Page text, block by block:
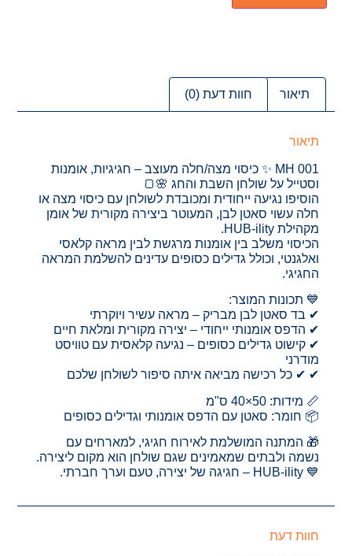
תיאור חוות דעת (0)
תיאור
MH 001 ✨ כיסוי מצה/חלה מעוצב – חגיגיות, אומנות
וסטייל על שולחן השבת והחג 🌸🍞
הוסיפו נגיעה ייחודית ומכובדת לשולחן עם כיסוי מצה או
חלה עשוי סאטן לבן, המעוטר ביצירה מקורית של אומן
מקהילת HUB-ility.
הכיסוי משלב בין אומנות מרגשת לבין מראה קלאסי
ואלגנטי, וכולל גדילים כסופים עדינים להשלמת המראה
החגיגי.
💙 תכונות המוצר:
✔ בד סאטן לבן מבריק – מראה עשיר ויוקרתי
✔ הדפס אומנותי ייחודי – יצירה מקורית ומלאת חיים
✔ קישוט גדילים כסופים – נגיעה קלאסית עם טוויסט
מודרני
✔ ✔ כל רכישה מביאה איתה סיפור לשולחן שלכם
📏 מידות: 50×40 ס"מ
📦 חומר: סאטן עם הדפס אומנותי וגדילים כסופים
🎁 המתנה המושלמת לאירוח חגיגי, למארחים עם
נשמה ולבתים שמאמינים שגם שולחן הוא מקום ליצירה.
💙 HUB-ility – חגיגה של יצירה, טעם וערך חברתי.
חוות דעת